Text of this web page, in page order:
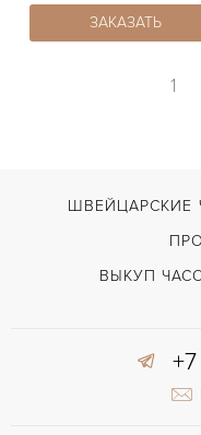
ЗАКАЗАТЬ
1
ШВЕЙЦАРСКИЕ
ВЫКУП